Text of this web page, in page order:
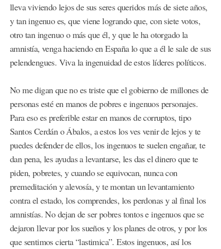
lleva viviendo lejos de sus seres queridos más de siete años,
y tan ingenuo es, que viene logrando que, con siete votos,
otro tan ingenuo o más que él, y que le ha otorgado la
amnistía, venga haciendo en España lo que a él le sale de sus
pelendengues. Viva la ingenuidad de estos líderes políticos.
No me digan que no es triste que el gobierno de millones de
personas esté en manos de pobres e ingenuos personajes.
Para eso es preferible estar en manos de corruptos, tipo
Santos Cerdán o Ábalos, a estos los ves venir de lejos y te
puedes defender de ellos, los ingenuos te suelen engañar, te
dan pena, les ayudas a levantarse, les das el dinero que te
piden, pobretes, y cuando se equivocan, nunca con
premeditación y alevosía, y te montan un levantamiento
contra el estado, los comprendes, los perdonas y al final los
amnistías. No dejan de ser pobres tontos e ingenuos que se
dejaron llevar por los sueños y los planes de otros, y por los
que sentimos cierta “lastimica”. Estos ingenuos, así los